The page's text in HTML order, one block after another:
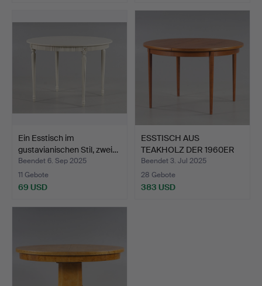
Ein Esstisch im
gustavianischen Stil, zwei…
Beendet 6. Sep 2025
11 Gebote
69 USD
ESSTISCH AUS
TEAKHOLZ DER 1960ER
JAHRE.
Beendet 3. Jul 2025
28 Gebote
383 USD